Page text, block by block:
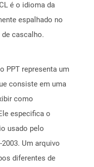
é o idioma da
espalhado no
cascalho.
PPT representa um
consiste em uma
como
especifica o
usado pelo
Um arquivo
diferentes de